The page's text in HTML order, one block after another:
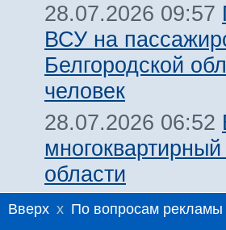
28.07.2026 09:57
ВСУ на
Белгородской
человек
28.07.2026 06:52
области
Вверх x По вопросам рекламы